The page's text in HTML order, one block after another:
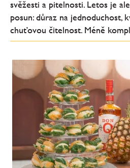
svěžesti a pitelnosti. Letos je
posun: důraz na jednoduchost,
chuťovou čitelnost. Méně